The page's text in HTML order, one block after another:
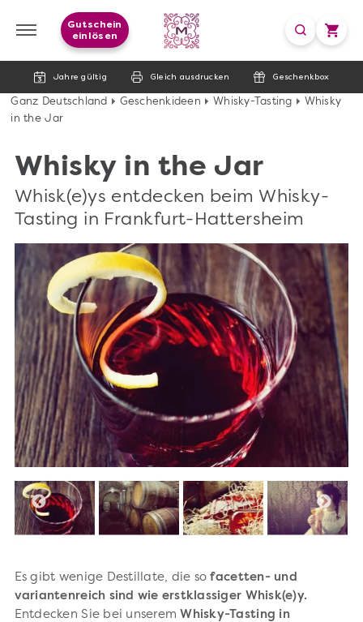
Jahre gültig Gleich ausdrucken Geschenkbox
Gutschein
einlösen
Ganz Deutschland Geschenkideen Whisky-Tasting
Whisky
in the Jar
Whisky in the Jar
Whisk(e)ys entdecken beim Whisky-
Tasting in Frankfurt-Hattersheim
Es gibt wenige Destillate, die sofacetten- und
variantenreich sind wie erstklassiger Whisk(e)y.
Entdecken Sie bei unserem Whisky-Tasting in